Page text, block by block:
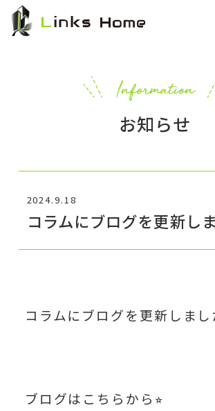
お知らせ
2024.9.18
コラムにブログを更新し
コラムにブログを更新しまし
ブログはこちらから⭐︎